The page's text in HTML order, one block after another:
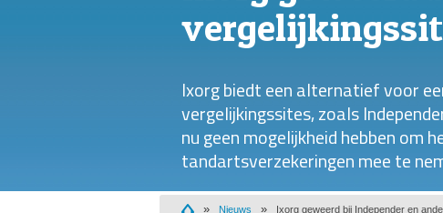
Ixorg biedt een alternatief voor
vergelijkingssites, zoals
nu geen mogelijkheid hebben om
tandartsverzekeringen mee te
Nieuws Ixorg geweerd bij Independer en